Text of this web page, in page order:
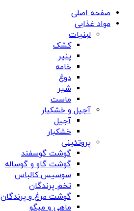
صفحه اصلی
مواد غذایی
لبنیات
کشک
پنیر
خامه
دوغ
شیر
ماست
آجیل و خشکبار
آجیل
خشکبار
پروتئینی
گوشت گوسفند
گوشت گاو و گوساله
سوسیس کالباس
تخم پرندگان
گوشت مرغ و پرندگان
ماهی و میگو